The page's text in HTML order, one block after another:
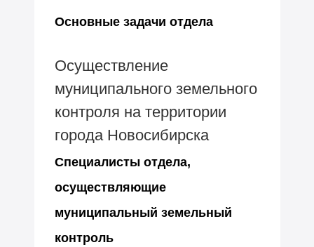
Основные задачи отдела
Осуществление
муниципального земельного
контроля на территории
города Новосибирска
Специалисты отдела,
осуществляющие
муниципальный земельный
контроль